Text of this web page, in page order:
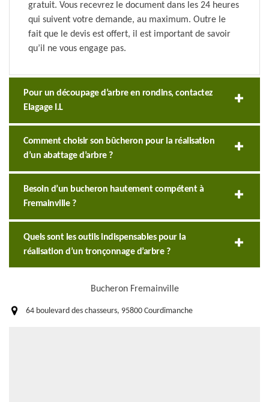
gratuit. Vous recevrez le document dans les 24 heures
qui suivent votre demande, au maximum. Outre le
fait que le devis est offert, il est important de savoir
qu’il ne vous engage pas.
Pour un découpage d’arbre en rondins, contactez
Elagage I.L
Comment choisir son bûcheron pour la réalisation
d’un abattage d’arbre ?
Besoin d’un bucheron hautement compétent à
Fremainville ?
Quels sont les outils indispensables pour la
réalisation d’un tronçonnage d’arbre ?
Bucheron Fremainville
64 boulevard des chasseurs, 95800 Courdimanche